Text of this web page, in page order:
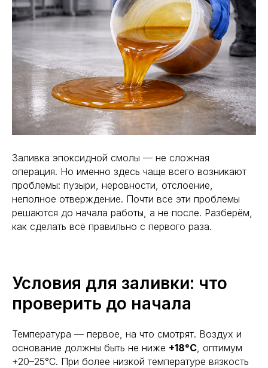
Заливка эпоксидной смолы — не сложная
операция. Но именно здесь чаще всего возникают
проблемы: пузыри, неровности, отслоение,
неполное отверждение. Почти все эти проблемы
решаются до начала работы, а не после. Разберём,
как сделать всё правильно с первого раза.
Условия для заливки: что
проверить до начала
Температура — первое, на что смотрят. Воздух и
основание должны быть не ниже +18°С, оптимум
+20–25°С. При более низкой температуре вязкость